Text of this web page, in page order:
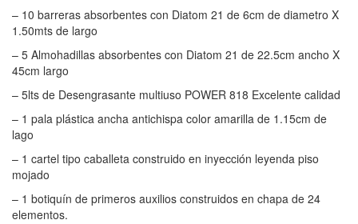
– 10 barreras absorbentes con Diatom 21 de 6cm de diametro X
1.50mts de largo
– 5 Almohadillas absorbentes con Diatom 21 de 22.5cm ancho X
45cm largo
– 5lts de Desengrasante multiuso POWER 818 Excelente calidad
– 1 pala plástica ancha antichispa color amarilla de 1.15cm de
lago
– 1 cartel tipo caballeta construido en inyección leyenda piso
mojado
– 1 botiquín de primeros auxilios construidos en chapa de 24
elementos.